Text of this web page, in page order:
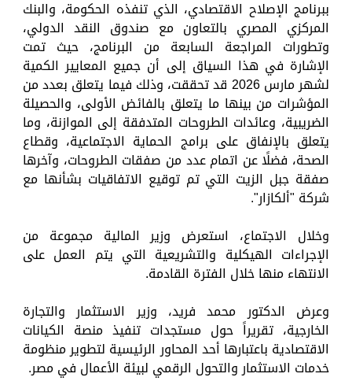
ببرنامج الإصلاح الاقتصادي، الذي تنفذه الحكومة، والبنك
المركزي المصري بالتعاون مع صندوق النقد الدولي،
وتطورات المراجعة السابعة من البرنامج، حيث تمت
الإشارة في هذا السياق إلى أن جميع المعايير الكمية
لشهر مارس 2026 قد تحققت، وذلك فيما يتعلق بعدد من
المؤشرات من بينها ما يتعلق بالفائض الأولى، والحصيلة
الضريبية، وعائدات الطروحات المتدفقة إلى الموازنة، وما
يتعلق بالإنفاق على برامج الحماية الاجتماعية، وقطاع
الصحة، فضلًا عن اتمام عدد من صفقات الطروحات، وآخرها
صفقة جبل الزيت التي تم توقيع الاتفاقيات بشأنها مع
شركة "ألكازار".
وخلال الاجتماع، استعرض وزير المالية مجموعة من
الإجراءات الهيكلية والتشريعية التي يتم العمل على
الانتهاء منها خلال الفترة القادمة.
وعرض الدكتور محمد فريد، وزير الاستثمار والتجارة
الخارجية، تقريراً حول مستجدات تنفيذ منصة الكيانات
الاقتصادية باعتبارها أحد المحاور الرئيسية لتطوير منظومة
خدمات الاستثمار والتحول الرقمي لبيئة الأعمال في مصر.